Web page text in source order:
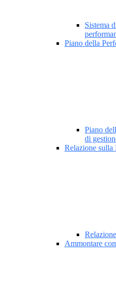
Sistema
Piano della
Piano
di
Relazione sulla
Ammontare